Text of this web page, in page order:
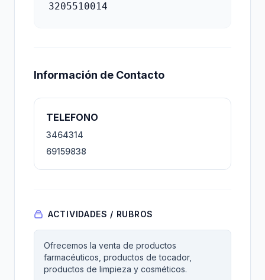
3205510014
Información de Contacto
TELEFONO
3464314
69159838
ACTIVIDADES / RUBROS
Ofrecemos la venta de productos
farmacéuticos, productos de tocador,
productos de limpieza y cosméticos.